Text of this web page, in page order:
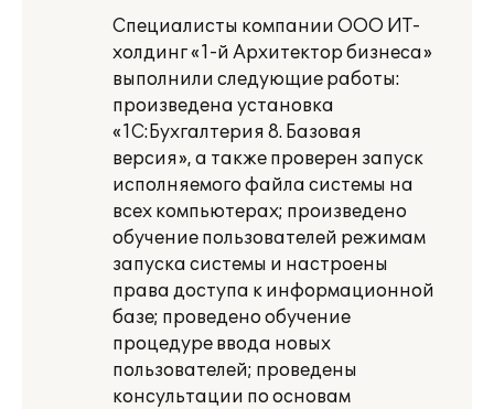
Специалисты компании ООО ИТ-
холдинг «1-й Архитектор бизнеса»
выполнили следующие работы:
произведена установка
«1С:Бухгалтерия 8. Базовая
версия», а также проверен запуск
исполняемого файла системы на
всех компьютерах; произведено
обучение пользователей режимам
запуска системы и настроены
права доступа к информационной
базе; проведено обучение
процедуре ввода новых
пользователей; проведены
консультации по основам